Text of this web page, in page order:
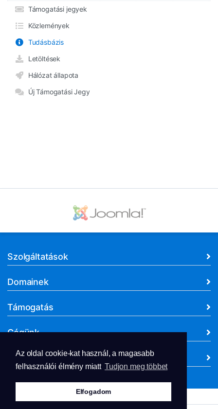
Az oldal cookie-kat használ, a magasabb
felhasználói élmény miatt Tudjon meg többet
Elfogadom
Támogatási jegyek
Közlemények
Tudásbázis
Letöltések
Hálózat állapota
Új Támogatási Jegy
Szolgáltatások
Domainek
Támogatás
Cégünk
Dokumentumok